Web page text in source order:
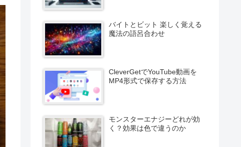
バイトとビット 楽しく覚える
魔法の語呂合わせ
CleverGetでYouTube動画を
MP4形式で保存する方法
モンスターエナジーどれが効
く？効果は色で違うのか